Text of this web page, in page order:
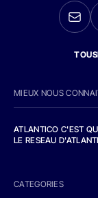
MIEUX NOUS
ATLANTICO C'EST
LE RESEAU
CATEGORIES